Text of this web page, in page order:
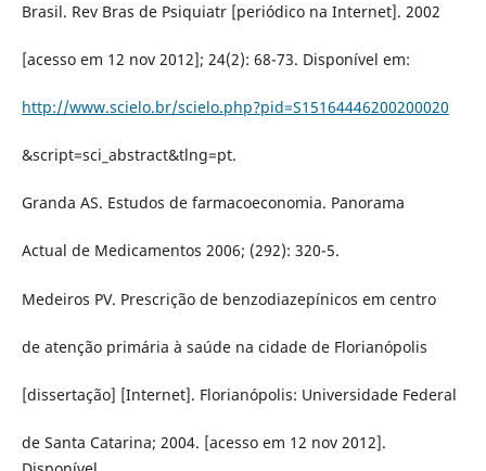
Brasil. Rev Bras de Psiquiatr [periódico na Internet]. 2002
[acesso em 12 nov 2012]; 24(2): 68-73. Disponível em:
http://www.scielo.br/scielo.php?pid=S15164446200200020
&script=sci_abstract&tlng=pt.
Granda AS. Estudos de farmacoeconomia. Panorama
Actual de Medicamentos 2006; (292): 320-5.
Medeiros PV. Prescrição de benzodiazepínicos em centro
de atenção primária à saúde na cidade de Florianópolis
[dissertação] [Internet]. Florianópolis: Universidade Federal
de Santa Catarina; 2004. [acesso em 12 nov 2012].